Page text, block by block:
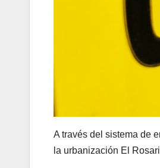
A través del sistema de
la urbanización El